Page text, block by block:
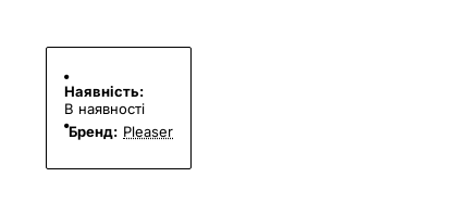
Наявність:
В наявності
Бренд: Pleaser